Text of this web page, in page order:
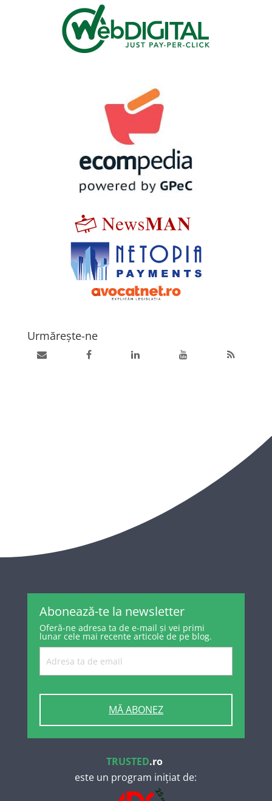
Urmărește-ne
Abonează-te la newsletter
Oferă-ne adresa ta de e-mail și vei primi
lunar cele mai recente articole de pe blog.
MĂ ABONEZ
TRUSTED.ro
este un program inițiat de: